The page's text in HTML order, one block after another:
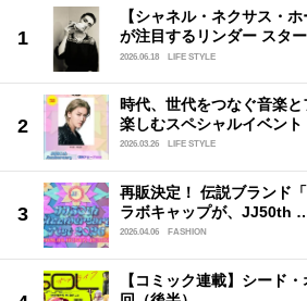
【シャネル・ネクサス・
が注目するリンダー スタ
2026.06.18
LIFE STYLE
時代、世代をつなぐ音楽
楽しむスペシャルイベン
2026.03.26 LIFE STYLE
再販決定！ 伝説ブランド
ラボキャップが、JJ50th
2026.04.06 FASHION
【コミック連載】シード